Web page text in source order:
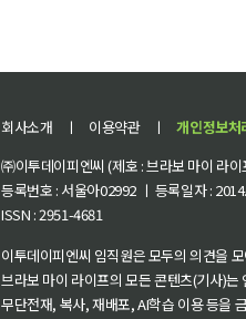
회사소개 ㅣ 이용약관 ㅣ 개인정보처
㈜이투데이피엔씨 (제호 : 브라보 마이 라
등록번호 : 서울아02992 ㅣ 등록일자 :
ISSN : 2951-4681
이투데이피엔씨 임직원은 모두의 의견을
브라보 마이 라이프의 모든 콘텐츠(기사)
무단전재, 복사, 재배포, AI학습 이용 등을